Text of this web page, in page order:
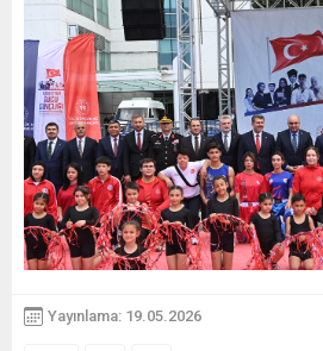
Yayınlama: 19.05.2026